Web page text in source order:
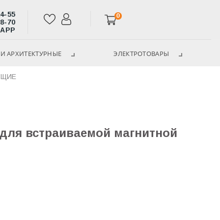
55
70
0
АРХИТЕКТУРНЫЕ ЭЛЕКТРОТОВАРЫ
встраиваемой магнитной